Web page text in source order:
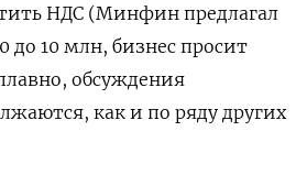
НДС (Минфин предлагал
до 10 млн, бизнес просит
обсуждения
как и по ряду других